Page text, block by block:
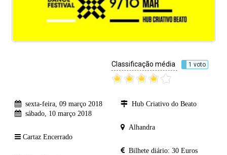
Classificação média 1 voto
sexta-feira, 09 março 2018
sábado, 10 março 2018
Cartaz Encerrado
Hub Criativo do Beato
Alhandra
Bilhete diário: 30 Euros